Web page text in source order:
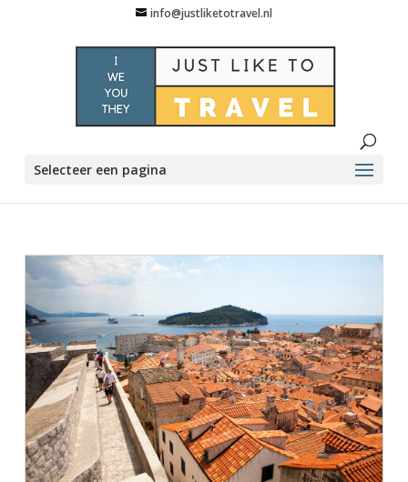
info@justliketotravel.nl
Selecteer een pagina